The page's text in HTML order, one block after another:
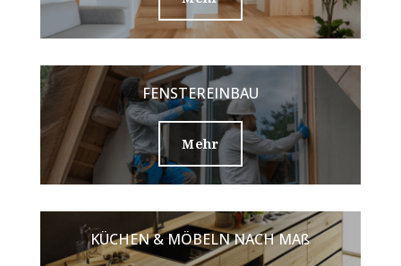
FENSTEREINBAU
Mehr
KÜCHEN & MÖBELN NACH MAß